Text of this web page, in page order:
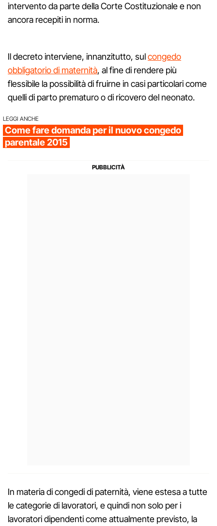
intervento da parte della Corte Costituzionale e non
ancora recepiti in norma.
Il decreto interviene, innanzitutto, sulcongedo
obbligatorio di maternità, al fine di rendere più
flessibile la possibilità di fruirne in casi particolari come
quelli di parto prematuro o di ricovero del neonato.
LEGGI ANCHE
Come fare domanda per il nuovo congedo
parentale 2015
In materia di congedi di paternità, viene estesa a tutte
le categorie di lavoratori, e quindi non solo per i
lavoratori dipendenti come attualmente previsto, la